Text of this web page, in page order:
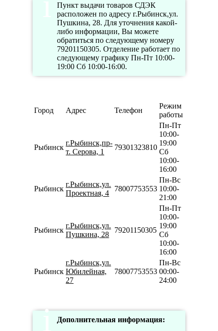
Пункт выдачи товаров СДЭК
расположен по адресу г.Рыбинск,ул.
Пушкина, 28. Для уточнения какой-
либо информации, Вы можете
обратиться по следующему номеру
79201150305. Отделение работает по
следующему графику Пн-Пт 10:00-
19:00 Сб 10:00-16:00.
Город Адрес Телефон
Режим
работы
Рыбинск
г.Рыбинск,пр-
т. Серова, 1
79301323810
Пн-Пт
10:00-
19:00
Сб
10:00-
16:00
Рыбинск
г.Рыбинск,ул.
Проектная, 4
78007753553
Пн-Вс
10:00-
21:00
Рыбинск
г.Рыбинск,ул.
Пушкина, 28
79201150305
Пн-Пт
10:00-
19:00
Сб
10:00-
16:00
Рыбинск
г.Рыбинск,ул.
Юбилейная,
27
78007753553
Пн-Вс
00:00-
24:00
Дополнительная информация: